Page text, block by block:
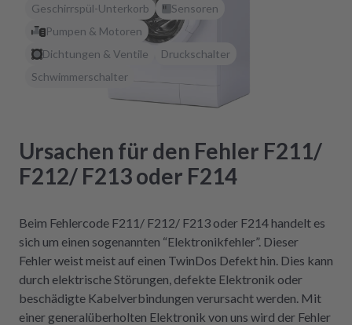
Geschirrspül-Unterkorb
Sensoren
Pumpen & Motoren
Dichtungen & Ventile
Druckschalter
Schwimmerschalter
Ursachen für den Fehler F211/
F212/ F213 oder F214
Beim Fehlercode F211/ F212/ F213 oder F214 handelt es
sich um einen sogenannten “Elektronikfehler”. Dieser
Fehler weist meist auf einen TwinDos Defekt hin. Dies kann
durch elektrische Störungen, defekte Elektronik oder
beschädigte Kabelverbindungen verursacht werden. Mit
einer generalüberholten Elektronik von uns wird der Fehler